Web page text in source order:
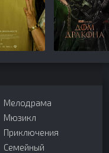
Мелодрама
Мюзикл
Приключения
Семейный